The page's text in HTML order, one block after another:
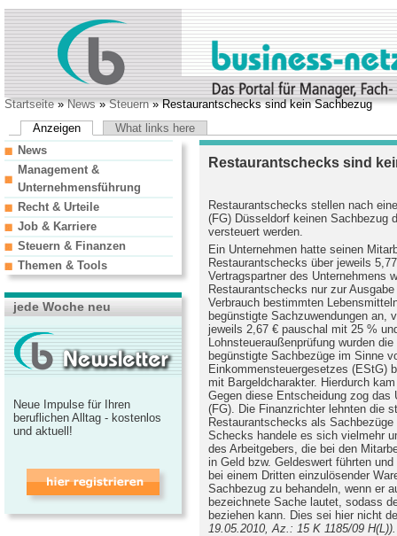
Startseite»News»Steuern» Restaurantschecks sind kein Sachbezug
Anzeigen
What links here
Restaurantschecks sind
Restaurantschecks stellen nach
(FG) Düsseldorf keinen Sachbezug
versteuert werden.
Ein Unternehmen hatte seinen
Restaurantschecks über jeweils
Vertragspartner des Unternehmens
Restaurantschecks nur zur
Verbrauch bestimmten
begünstigte Sachzuwendungen an,
jeweils 2,67 € pauschal mit 25 %
Lohnsteueraußenprüfung wurden
begünstigte Sachbezüge im Sinne
Einkommensteuergesetzes (EStG)
mit Bargeldcharakter. Hierdurch
Gegen diese Entscheidung zog das
(FG). Die Finanzrichter lehnten die
Restaurantschecks als
Schecks handele es sich vielmehr
des Arbeitgebers, die bei den
in Geld bzw. Geldeswert führten
bei einem Dritten einzulösender
Sachbezug zu behandeln, wenn er
bezeichnete Sache lautet, sodass
beziehen kann. Dies sei hier nicht
19.05.2010, Az.: 15 K 1185/09 H(L)).
News
Management &
Unternehmensführung
Recht & Urteile
Job & Karriere
Steuern & Finanzen
Themen & Tools
jede Woche neu
Neue Impulse für Ihren
beruflichen Alltag - kostenlos
und aktuell!